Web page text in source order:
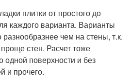
плитки от простого до
каждого варианта. Варианты
разнообразнее чем на стены, т.к.
стен. Расчет тоже
поверхности и без
и прочего.